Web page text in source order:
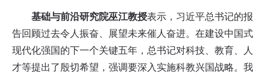
基础与前沿研究院巫江教授表示，习近平总书记的报
告回顾过去令人振奋、展望未来催人奋进。在建设中国式
现代化强国的下一个关键五年，总书记对科技、教育、人
才等提出了殷切希望，强调要深入实施科教兴国战略。我